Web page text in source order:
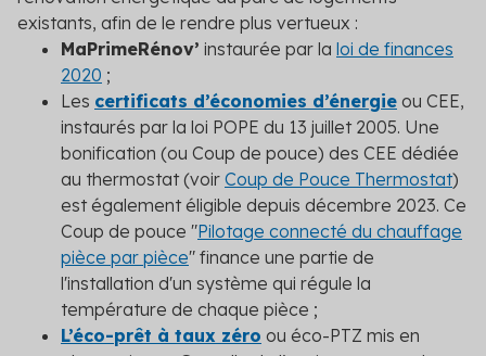
existants, afin de le rendre plus vertueux :
MaPrimeRénov’ instaurée par la loi de finances
2020 ;
Les certificats d’économies d’énergie ou CEE,
instaurés par la loi POPE du 13 juillet 2005. Une
bonification (ou Coup de pouce) des CEE dédiée
au thermostat (voir Coup de Pouce Thermostat)
est également éligible depuis décembre 2023. Ce
Coup de pouce "Pilotage connecté du chauffage
pièce par pièce" finance une partie de
l'installation d'un système qui régule la
température de chaque pièce ;
L’éco-prêt à taux zéro ou éco-PTZ mis en